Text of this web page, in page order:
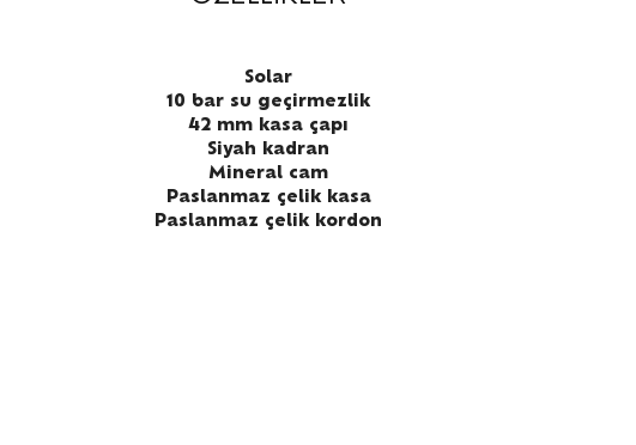
Solar
10 bar su geçirmezlik
42 mm kasa çapı
Siyah kadran
Mineral cam
Paslanmaz çelik kasa
Paslanmaz çelik kordon